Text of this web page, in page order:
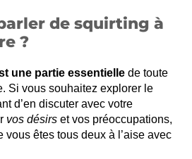
de squirting à
?
une partie essentielle de toute
Si vous souhaitez explorer le
d’en discuter avec votre
vos désirs et vos préoccupations,
vous êtes tous deux à l’aise avec